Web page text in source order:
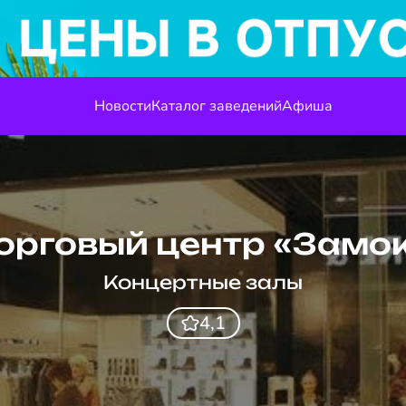
НовостиКаталог заведенийАфиша
центр
Концертные залы
4,1